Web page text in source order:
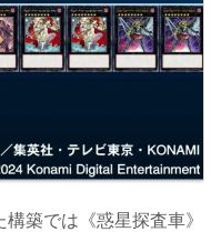
築では《惑星探査車》